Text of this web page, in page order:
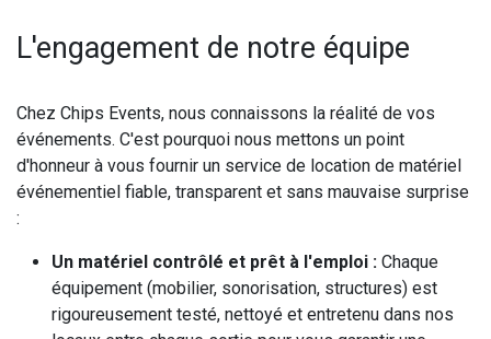
L'engagement de notre équipe
Chez Chips Events, nous connaissons la réalité de vos
événements. C'est pourquoi nous mettons un point
d'honneur à vous fournir un service de location de matériel
événementiel fiable, transparent et sans mauvaise surprise
:
Un matériel contrôlé et prêt à l'emploi : Chaque
équipement (mobilier, sonorisation, structures) est
rigoureusement testé, nettoyé et entretenu dans nos